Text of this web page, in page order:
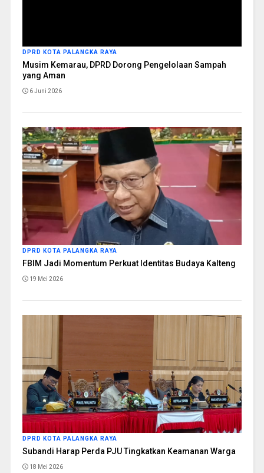
DPRD KOTA PALANGKA RAYA
Musim Kemarau, DPRD Dorong Pengelolaan Sampah
yang Aman
6 Juni 2026
DPRD KOTA PALANGKA RAYA
FBIM Jadi Momentum Perkuat Identitas Budaya Kalteng
19 Mei 2026
DPRD KOTA PALANGKA RAYA
Subandi Harap Perda PJU Tingkatkan Keamanan Warga
18 Mei 2026